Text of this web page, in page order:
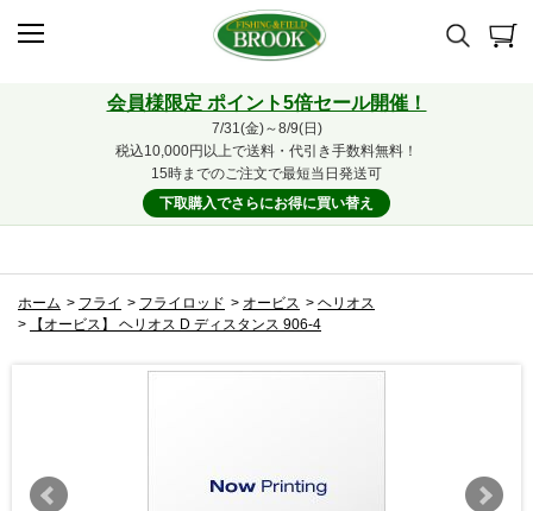
会員様限定 ポイント5倍セール開催！
7/31(金)～8/9(日)
税込10,000円以上で送料・代引き手数料無料！
15時までのご注文で最短当日発送可
下取購入でさらにお得に買い替え
ホーム > フライ > フライロッド > オービス > ヘリオス
>
【オービス】 ヘリオス D ディスタンス 906-4